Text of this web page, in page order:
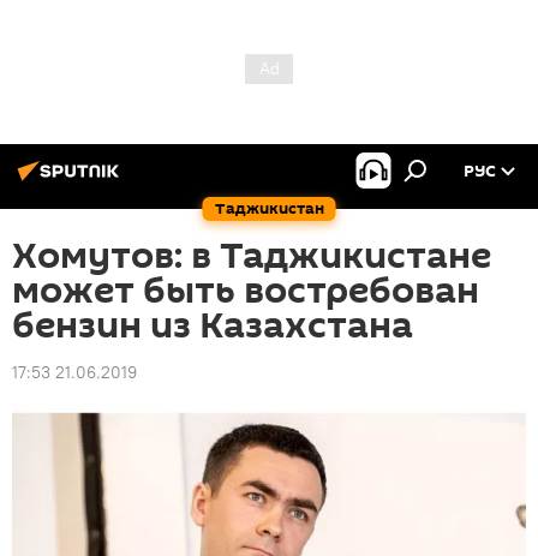
Таджикистан
РУС
Хомутов: в Таджикистане
может быть востребован
бензин из Казахстана
17:53 21.06.2019